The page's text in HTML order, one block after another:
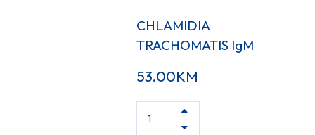
CHLAMIDIA
TRACHOMATIS IgM
53.00KM